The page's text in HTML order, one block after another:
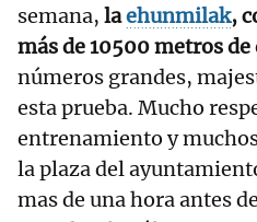
semana, laehunmilak,
más de 10500 metros
números grandes,
esta prueba. Mucho
entrenamiento y
la plaza del
mas de una hora antes